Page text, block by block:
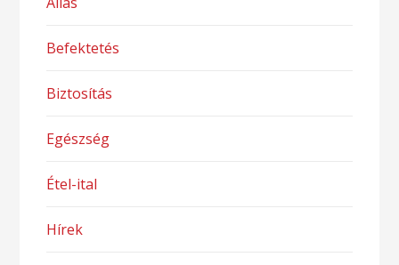
Befektetés
Biztosítás
Egészség
Étel-ital
Hírek